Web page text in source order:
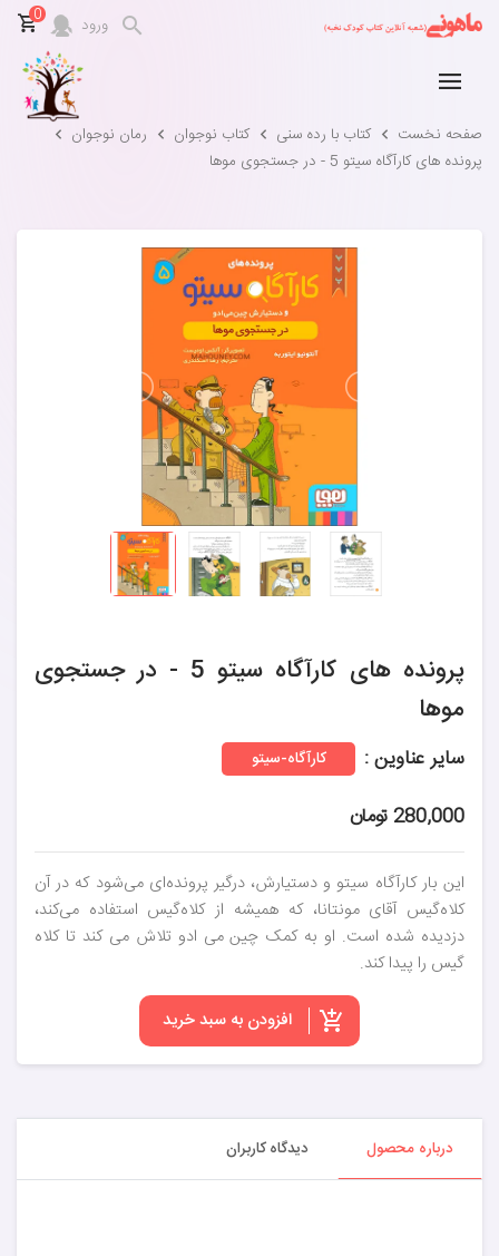
ورود 0
صفحه نخست کتاب با رده سنی کتاب نوجوان
رمان نوجوان
پرونده های کارآگاه سیتو 5 - در جستجوی موها
پرونده های کارآگاه سیتو 5 - در جستجوی
موها
سایر عناوین : کارآگاه-سیتو
280,000 تومان
این بار کارآگاه سیتو و دستیارش، درگیر پرونده‌ای می‌شود که در آن
کلاه‌گیس آقای مونتانا، که همیشه از کلاه‌گیس استفاده می‌کند،
دزدیده شده است. او به کمک چین می ادو تلاش می کند تا کلاه
گیس را پیدا کند.
افزودن به سبد خرید
درباره محصول دیدگاه کاربران